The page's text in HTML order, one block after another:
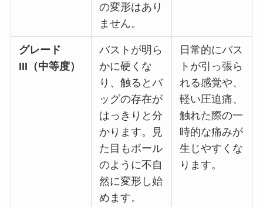
の変形はあり
ません。
グレード
III（中等度）
バストが明ら
かに硬くな
り、触るとバ
ッグの存在が
はっきりと分
かります。見
た目もボール
のように不自
然に変形し始
めます。
日常的にバス
トが引っ張ら
れる感覚や、
軽い圧迫痛、
触れた際の一
時的な痛みが
生じやすくな
ります。